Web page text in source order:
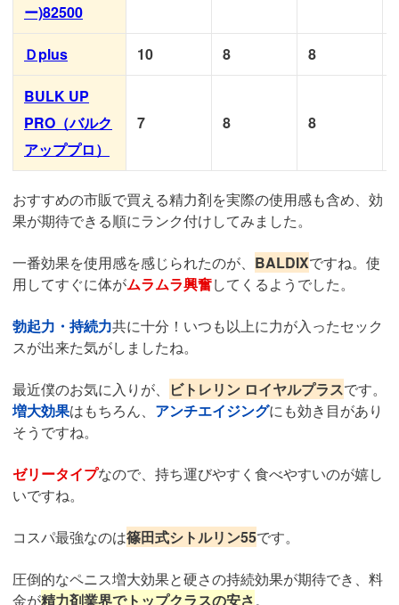
ー)82500
Ｄplus 10 8 8
BULK UP
PRO（バルク
アッププロ）
7 8 8
おすすめの市販で買える精力剤を実際の使用感も含め、効
果が期待できる順にランク付けしてみました。
一番効果を使用感を感じられたのが、 BALDIXですね。使
用してすぐに体がムラムラ興奮してくるようでした。
勃起力・持続力共に十分！いつも以上に力が入ったセック
スが出来た気がしましたね。
最近僕のお気に入りが、 ビトレリン ロイヤルプラスです。
増大効果はもちろん、 アンチエイジングにも効き目があり
そうですね。
ゼリータイプなので、持ち運びやすく食べやすいのが嬉し
いですね。
コスパ最強なのは篠田式シトルリン55です。
圧倒的なペニス増大効果と硬さの持続効果が期待でき、料
金が精力剤業界でトップクラスの安さ。